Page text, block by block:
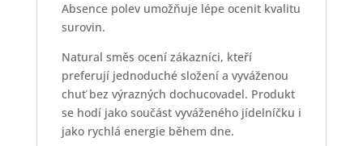
Absence polev umožňuje lépe ocenit kvalitu
surovin.
Natural směs ocení zákazníci, kteří
preferují jednoduché složení a vyváženou
chuť bez výrazných dochucovadel. Produkt
se hodí jako součást vyváženého jídelníčku i
jako rychlá energie během dne.